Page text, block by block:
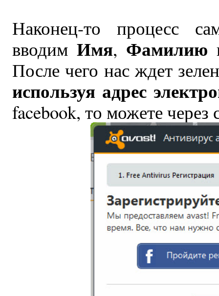
Наконец-то процесс
вводим Имя, Фамилию
После чего нас ждет
используя адрес
facebook, то можете